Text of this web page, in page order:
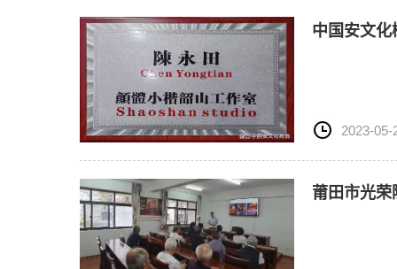
中国安文
2023-05-
莆田市光荣